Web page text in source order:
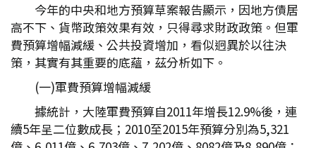
今年的中央和地方預算草案報告顯示，因地方債居
高不下、貨幣政策效果有效，只得尋求財政政策。但軍
費預算增幅減緩、公共投資增加，看似迥異於以往決
策，其實有其重要的底蘊，茲分析如下。
(一)軍費預算增幅減緩
據統計，大陸軍費預算自2011年增長12.9%後，連
續5年呈二位數成長；2010至2015年預算分別為5,321